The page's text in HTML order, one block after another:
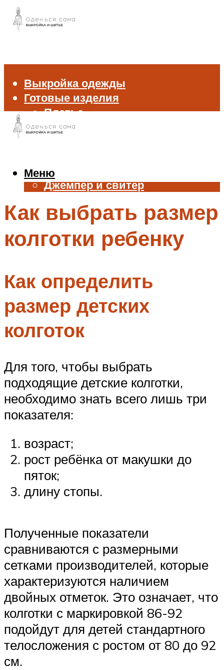
Выкройка одежды
Готовые изделия
Платье
Брюки
Жилет
Джемпер и свитер
Аксессуары
Меню
Меню
Как выбрать размер
колготки ребенку
Как определить
размер детских
колготок
Для того, чтобы выбрать
подходящие детские колготки,
необходимо знать всего лишь три
показателя:
возраст;
рост ребёнка от макушки до
пяток;
длину стопы.
Полученные показатели
сравниваются с размерными
сетками производителей, которые
характеризуются наличием
двойных отметок. Это означает, что
колготки с маркировкой 86-92
подойдут для детей стандартного
телосложения с ростом от 80 до 92
см.